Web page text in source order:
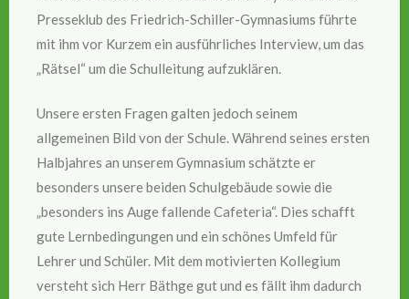
Presseklub des Friedrich-Schiller-Gymnasiums führte
mit ihm vor Kurzem ein ausführliches Interview, um das
„Rätsel“ um die Schulleitung aufzuklären.
Unsere ersten Fragen galten jedoch seinem
allgemeinen Bild von der Schule. Während seines ersten
Halbjahres an unserem Gymnasium schätzte er
besonders unsere beiden Schulgebäude sowie die
„besonders ins Auge fallende Cafeteria“. Dies schafft
gute Lernbedingungen und ein schönes Umfeld für
Lehrer und Schüler. Mit dem motivierten Kollegium
versteht sich Herr Bäthge gut und es fällt ihm dadurch